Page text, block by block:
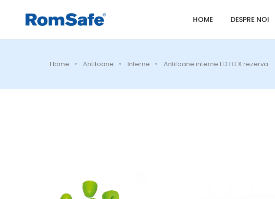
HOME DESPRE NOI
Home Antifoane Interne Antifoane interne ED FLEX rezerva